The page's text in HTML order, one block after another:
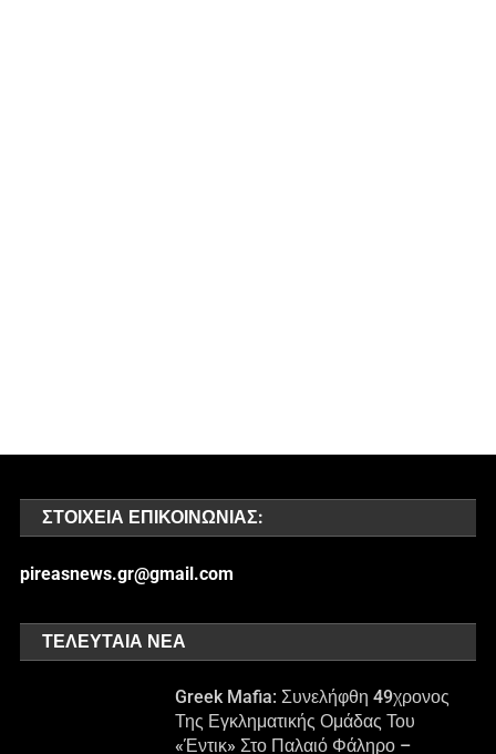
ΣΤΟΙΧΕΊΑ ΕΠΙΚΟΙΝΩΝΊΑΣ:
pireasnews.gr@gmail.com
ΤΕΛΕΥΤΑΊΑ ΝΈΑ
Greek Mafia: Συνελήφθη 49χρονος
Της Εγκληματικής Ομάδας Του
«Έντικ» Στο Παλαιό Φάληρο –